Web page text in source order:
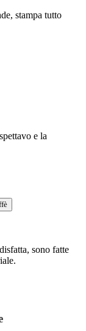
stampa tutto
e la
sono fatte